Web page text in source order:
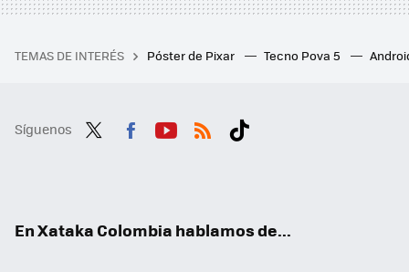
TEMAS DE INTERÉS Póster de Pixar Tecno Pova 5
Síguenos
En Xataka Colombia hablamos de...